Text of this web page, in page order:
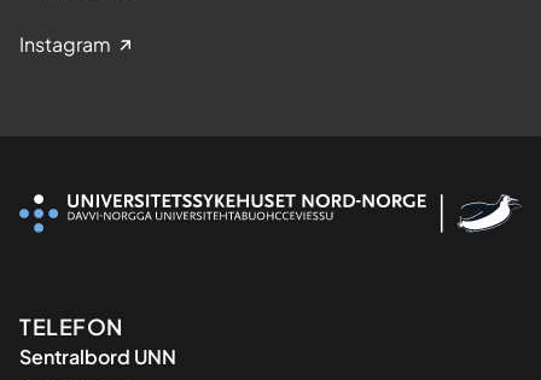
Instagram
Kontaktinformasjon
TELEFON
Sentralbord UNN